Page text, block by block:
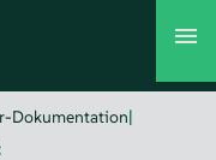
Dokumentation|